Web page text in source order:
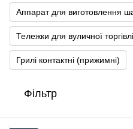
Аппарат для виготовлення
Тележки для вуличної торгівлі
Грилі контактні (прижимні)
Фільтр